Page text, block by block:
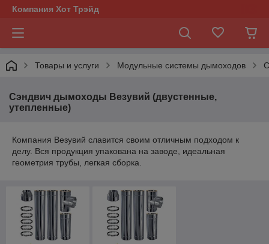
Компания Хот Трэйд
Товары и услуги Модульные системы дымоходов
Сэндвич дымоходы Везувий (двустенные,
утепленные)
Компания Везувий славится своим отличным подходом к
делу. Вся продукция упакована на заводе, идеальная
геометрия трубы, легкая сборка.